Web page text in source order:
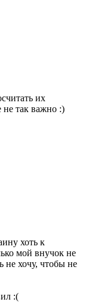
их
так важно :)
хоть к
мой внучок не
не хочу, чтобы не
:(